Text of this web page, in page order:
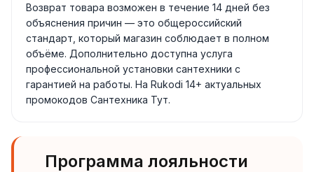
Возврат товара возможен в течение 14 дней без
объяснения причин — это общероссийский
стандарт, который магазин соблюдает в полном
объёме. Дополнительно доступна услуга
профессиональной установки сантехники с
гарантией на работы. На Rukodi 14+ актуальных
промокодов Сантехника Тут.
Программа лояльности